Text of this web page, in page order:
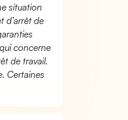
situation
d’arrêt de
concerne
de travail.
Certaines